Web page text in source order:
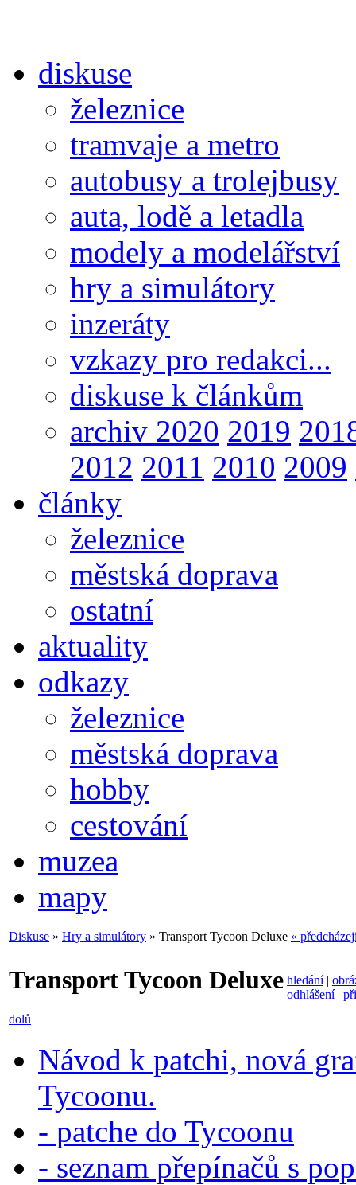
diskuse
železnice
tramvaje a metro
autobusy a trolejbusy
auta, lodě a letadla
modely a modelářství
hry a simulátory
inzeráty
vzkazy pro redakci...
diskuse k článkům
archiv 2020 2019
2012 2011 2010 2009
články
železnice
městská doprava
ostatní
aktuality
odkazy
železnice
městská doprava
hobby
cestování
muzea
mapy
Diskuse » Hry a simulátory » Transport Tycoon Deluxe «
Transport Tycoon Deluxe
dolů
hledání|
odhlášení|
Návod k patchi, nová
Tycoonu.
- patche do Tycoonu
- seznam přepínačů s